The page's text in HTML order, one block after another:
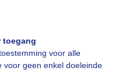
toegang
voor alle
voor geen enkel doeleinde